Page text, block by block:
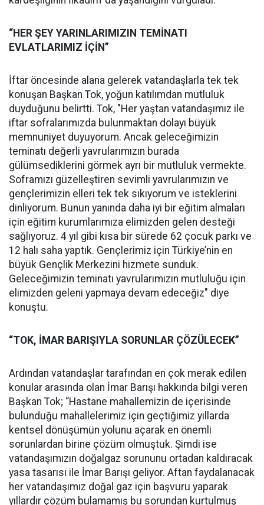
“HER ŞEY YARINLARIMIZIN TEMİNATI
EVLATLARIMIZ İÇİN”
İftar öncesinde alana gelerek vatandaşlarla tek tek
konuşan Başkan Tok, yoğun katılımdan mutluluk
duyduğunu belirtti. Tok, "Her yaştan vatandaşımız ile
iftar sofralarımızda bulunmaktan dolayı büyük
memnuniyet duyuyorum. Ancak geleceğimizin
teminatı değerli yavrularımızın burada
gülümsediklerini görmek ayrı bir mutluluk vermekte.
Soframızı güzelleştiren sevimli yavrularımızın ve
gençlerimizin elleri tek tek sıkıyorum ve isteklerini
dinliyorum. Bunun yanında daha iyi bir eğitim almaları
için eğitim kurumlarımıza elimizden gelen desteği
sağlıyoruz. 4 yıl gibi kısa bir sürede 62 çocuk parkı ve
12 halı saha yaptık. Gençlerimiz için Türkiye’nin en
büyük Gençlik Merkezini hizmete sunduk.
Geleceğimizin teminatı yavrularımızın mutluluğu için
elimizden geleni yapmaya devam edeceğiz" diye
konuştu.
“TOK, İMAR BARIŞIYLA SORUNLAR ÇÖZÜLECEK”
Ardından vatandaşlar tarafından en çok merak edilen
konular arasında olan İmar Barışı hakkında bilgi veren
Başkan Tok; “Hastane mahallemizin de içerisinde
bulunduğu mahallelerimiz için geçtiğimiz yıllarda
kentsel dönüşümün yolunu açarak en önemli
sorunlardan birine çözüm olmuştuk. Şimdi ise
vatandaşımızın doğalgaz sorununu ortadan kaldıracak
yasa tasarısı ile İmar Barışı geliyor. Aftan faydalanacak
her vatandaşımız doğal gaz için başvuru yaparak
yıllardır çözüm bulamamış bu sorundan kurtulmuş